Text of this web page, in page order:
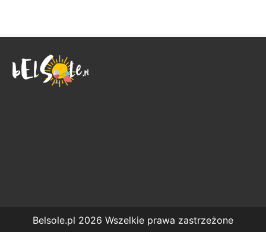
Belsole.pl 2026 Wszelkie prawa zastrzeżone